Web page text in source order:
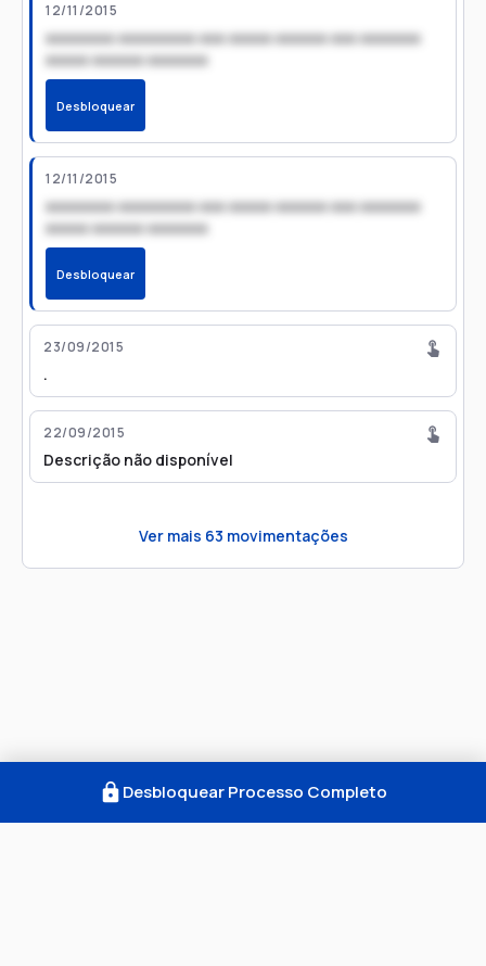
12/11/2015
xxxxxxxx xxxxxxxxx xxx xxxxx xxxxxx xxx xxxxxxx
xxxxx xxxxxx xxxxxxx
Desbloquear
12/11/2015
xxxxxxxx xxxxxxxxx xxx xxxxx xxxxxx xxx xxxxxxx
xxxxx xxxxxx xxxxxxx
Desbloquear
23/09/2015
.
22/09/2015
Descrição não disponível
Ver mais 63 movimentações
Desbloquear Processo Completo